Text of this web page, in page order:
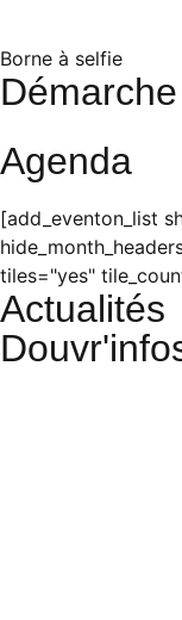
Borne à selfie
Agenda
[add_eventon_list
tiles="yes"
Actualités